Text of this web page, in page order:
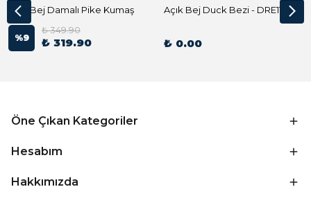
Açık Bej Damalı Pike Kumaş
%9
₺ 349.90
₺ 319.90
Açık Bej Duck Bezi - DRE1144 Kumaş Peçete
₺ 0.00
Öne Çıkan Kategoriler
Hesabım
Hakkımızda